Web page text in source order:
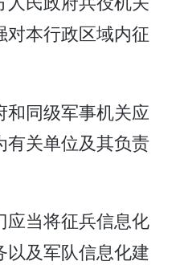
对本行政区域内征
同级军事机关应
有关单位及其负责
当将征兵信息化
及军队信息化建